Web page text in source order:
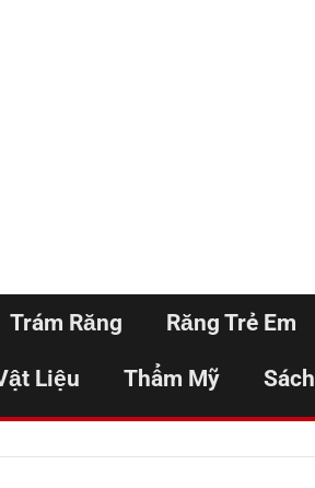
Trám Răng Răng Trẻ Em
Liệu Thẩm Mỹ Sách